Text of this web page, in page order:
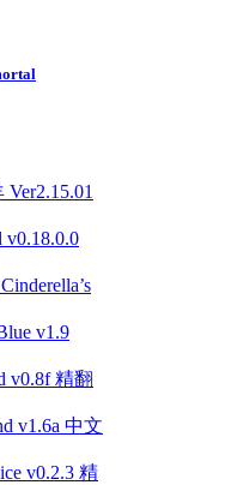
v0.18.0.0
v1.9
v0.8f 精翻
v1.6a 中文
v0.2.3 精